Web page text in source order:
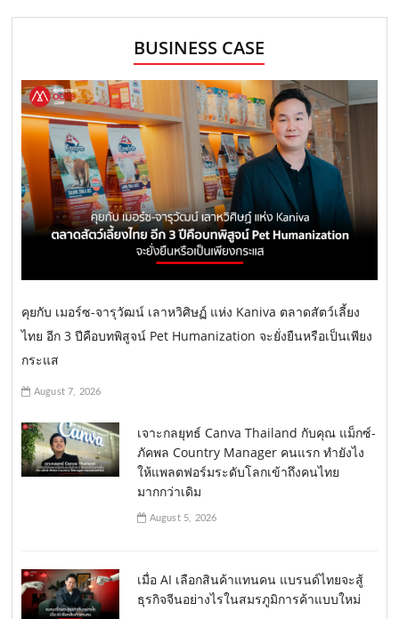
BUSINESS CASE
คุยกับ เมอร์ซ-จารุวัฒน์ เลาหวิศิษฏ์ แห่ง Kaniva ตลาดสัตว์เลี้ยง
ไทย อีก 3 ปีคือบทพิสูจน์ Pet Humanization จะยั่งยืนหรือเป็นเพียง
กระแส
August 7, 2026
เจาะกลยุทธ์ Canva Thailand กับคุณ แม็กซ์-
ภัคพล Country Manager คนแรก ทำยังไง
ให้แพลตฟอร์มระดับโลกเข้าถึงคนไทย
มากกว่าเดิม
August 5, 2026
เมื่อ AI เลือกสินค้าแทนคน แบรนด์ไทยจะสู้
ธุรกิจจีนอย่างไรในสมรภูมิการค้าแบบใหม่